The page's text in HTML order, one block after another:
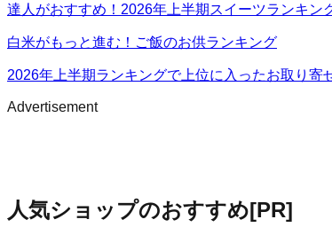
達人がおすすめ！2026年上半期スイーツランキン
白米がもっと進む！ご飯のお供ランキング
2026年上半期ランキングで上位に入ったお取り寄
Advertisement
人気ショップのおすすめ[PR]